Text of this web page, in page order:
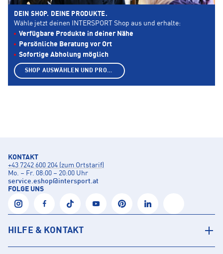
DEIN SHOP. DEINE PRODUKTE.
Wähle jetzt deinen INTERSPORT Shop aus und erhalte:
Verfügbare Produkte in deiner Nähe
Persönliche Beratung vor Ort
Sofortige Abholung möglich
SHOP AUSWÄHLEN UND PRODUKTE ANZEIGEN
KONTAKT
+43 7242 600 204 (zum Ortstarif)
Mo. – Fr. 08:00 – 20:00 Uhr
service.eshop@intersport.at
FOLGE UNS
HILFE & KONTAKT